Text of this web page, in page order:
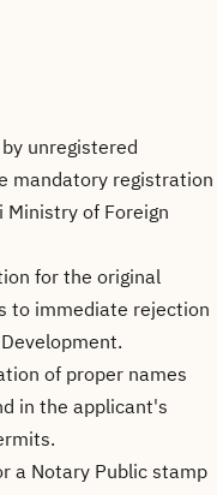
unregistered
mandatory registration
of Foreign
for the original
to immediate rejection
of proper names
in the applicant's
a Notary Public stamp